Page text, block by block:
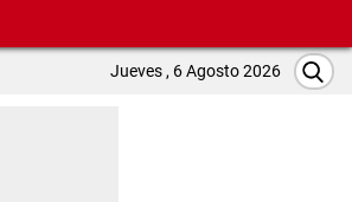
Jueves , 6 Agosto 2026